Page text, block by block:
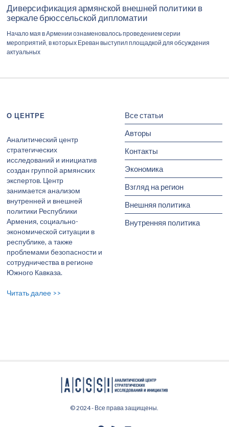
Диверсификация армянской внешней политики в
зеркале брюссельской дипломатии
Начало мая в Армении ознаменовалось проведением серии
мероприятий, в которых Ереван выступил площадкой для обсуждения
актуальных
О ЦЕНТРЕ
Аналитический центр
стратегических
исследований и инициатив
создан группой армянских
экспертов. Центр
занимается анализом
внутренней и внешней
политики Республики
Армения, социально-
экономической ситуации в
республике, а также
проблемами безопасности и
сотрудничества в регионе
Южного Кавказа.
Читать далее >>
Все статьи
Авторы
Контакты
Экономика
Взгляд на регион
Внешняя политика
Внутренняя политика
© 2024 - Все права защищены.